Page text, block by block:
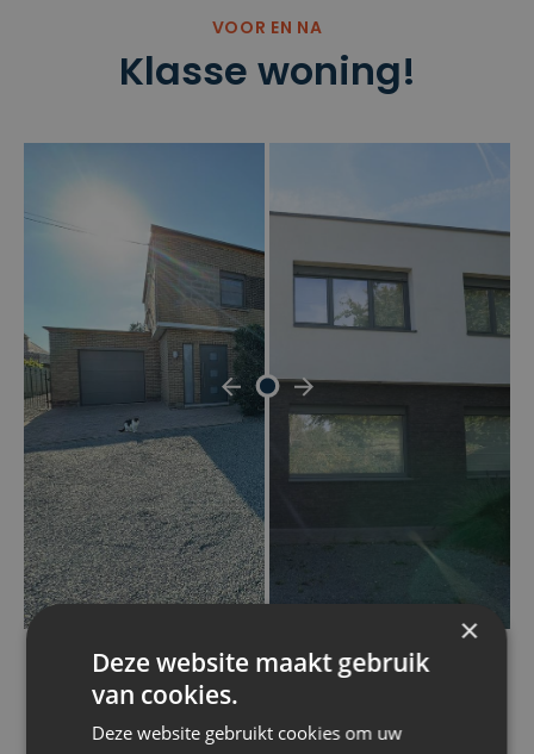
VOOR EN NA
Klasse woning!
Bereken jouw prijs
×
Deze website maakt gebruik
van cookies.
Deze website gebruikt cookies om uw